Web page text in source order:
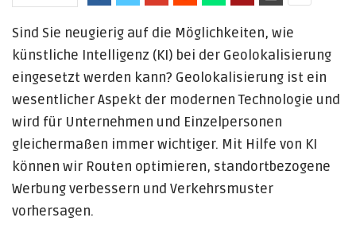
Sind Sie neugierig auf die Möglichkeiten, wie
künstliche Intelligenz (KI) bei der Geolokalisierung
eingesetzt werden kann? Geolokalisierung ist ein
wesentlicher Aspekt der modernen Technologie und
wird für Unternehmen und Einzelpersonen
gleichermaßen immer wichtiger. Mit Hilfe von KI
können wir Routen optimieren, standortbezogene
Werbung verbessern und Verkehrsmuster
vorhersagen.